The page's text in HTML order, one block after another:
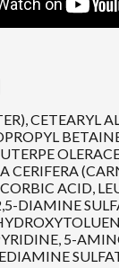
CETEARYL
CERIFERA
ACID,
DIAMINE
5-